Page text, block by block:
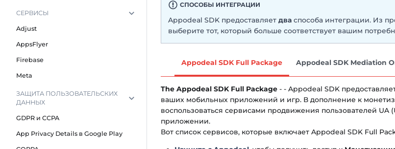
СЕРВИСЫ
Adjust
AppsFlyer
Firebase
Meta
ЗАЩИТА ПОЛЬЗОВАТЕЛЬСКИХ
ДАННЫХ
GDPR и CCPA
App Privacy Details в Google Play
СПОСОБЫ ИНТЕГРАЦИИ
Appodeal SDK предоставляет два способа интеграции. Из
выберите тот, который больше соответствует вашим
Appodeal SDK Full Package Appodeal SDK Mediation
The Appodeal SDK Full Package - - Appodeal SDK
ваших мобильных приложений и игр. В дополнение к
воспользоваться сервисами продвижения пользователей UA
приложении.
Вот список сервисов, которые включает Appodeal SDK Full